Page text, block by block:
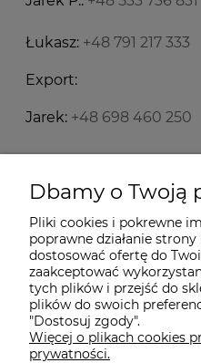
Łukasz: +48 791 217 333
Export:
Jarek: +48 698 460 250
Starecegly.com
Płatności i dostawa
Moje konto
Informacje
Dbamy o Twoją
Pliki cookies i pokrewne
poprawne działanie
dostosować ofertę do
zaakceptować
tych plików i przejść do
plików do swoich
"Dostosuj zgody".
Więcej o plikach cookies
prywatności.